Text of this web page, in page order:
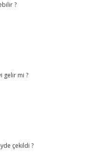
?
gelir mi ?
çekildi ?